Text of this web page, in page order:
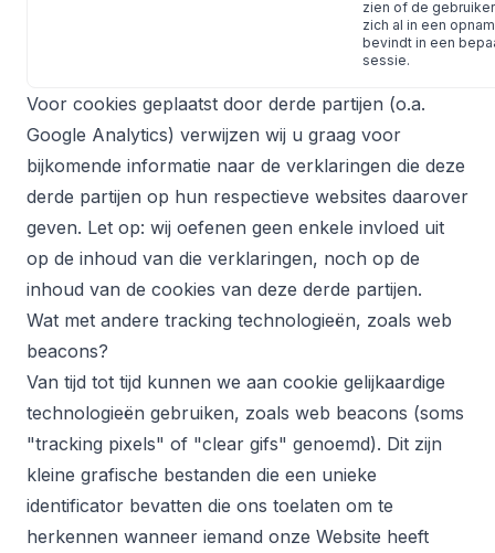
zien of de gebruiker
zich al in een
bevindt in een
sessie.
Voor cookies geplaatst door derde partijen (o.a.
Google Analytics) verwijzen wij u graag voor
bijkomende informatie naar de verklaringen die deze
derde partijen op hun respectieve websites daarover
geven. Let op: wij oefenen geen enkele invloed uit
op de inhoud van die verklaringen, noch op de
inhoud van de cookies van deze derde partijen.
Wat met andere tracking technologieën, zoals web
beacons?
Van tijd tot tijd kunnen we aan cookie gelijkaardige
technologieën gebruiken, zoals web beacons (soms
"tracking pixels" of "clear gifs" genoemd). Dit zijn
kleine grafische bestanden die een unieke
identificator bevatten die ons toelaten om te
herkennen wanneer iemand onze Website heeft